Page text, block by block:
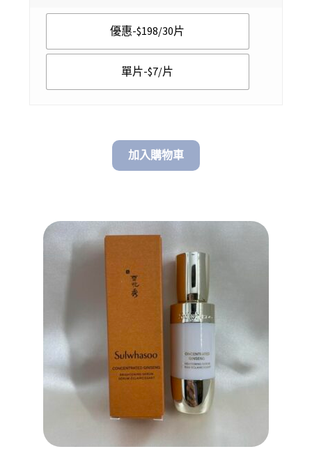
$ 7.00
優惠-$198/30片
單片-$7/片
加入購物車